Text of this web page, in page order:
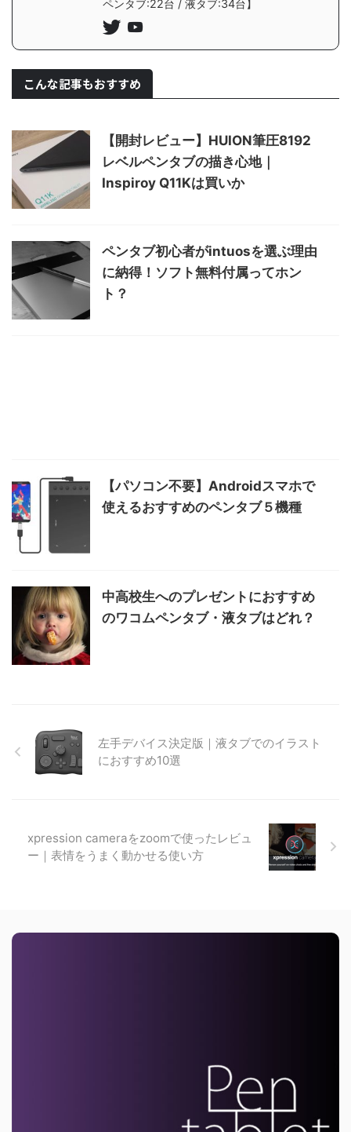
ペンタブ:22台 / 液タブ:34台】
こんな記事もおすすめ
【開封レビュー】HUION筆圧8192
レベルペンタブの描き心地｜
Inspiroy Q11Kは買いか
ペンタブ初心者がintuosを選ぶ理由
に納得！ソフト無料付属ってホン
ト？
【パソコン不要】Androidスマホで
使えるおすすめのペンタブ５機種
中高校生へのプレゼントにおすすめ
のワコムペンタブ・液タブはどれ？
左手デバイス決定版｜液タブでのイラスト
におすすめ10選
xpression cameraをzoomで使ったレビュ
ー｜表情をうまく動かせる使い方